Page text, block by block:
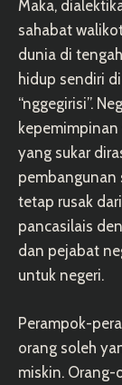
Maka,
sahabat
dunia di
hidup sendiri
“nggegirisi”.
kepemimpinan
yang sukar
pembangunan
tetap rusak
pancasilais
dan pejabat
untuk negeri.
Perampok-
orang soleh
miskin.